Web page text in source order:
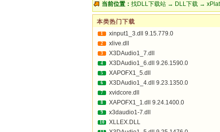
当前位置： 找DLL下载站→ DLL下载→
本类热门下载
1 xinput1_3.dll 9.15.779.0
2 xlive.dll
3 X3DAudio1_7.dll
4 X3DAudio1_6.dll 9.26.1590.0
5 XAPOFX1_5.dll
6 X3DAudio1_4.dll 9.23.1350.0
7 xvidcore.dll
8 XAPOFX1_1.dll 9.24.1400.0
9 x3daudio1-7.dll
10 XLLEX.DLL